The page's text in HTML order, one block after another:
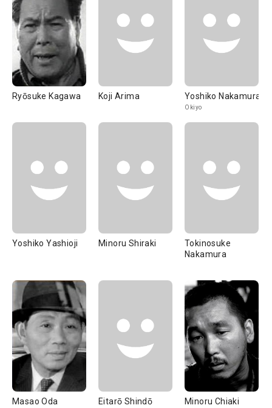
Ryōsuke Kagawa Koji Arima Yoshiko Nakamura
Okiyo
Yoshiko Yashioji Minoru Shiraki
Tokinosuke
Nakamura
Masao Oda Eitarō Shindō Minoru Chiaki